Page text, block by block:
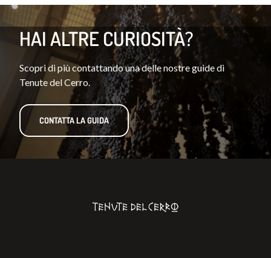
HAI ALTRE CURIOSITÀ?
Scopri di più contattando una delle nostre guide di
Tenute del Cerro.
CONTATTA LA GUIDA